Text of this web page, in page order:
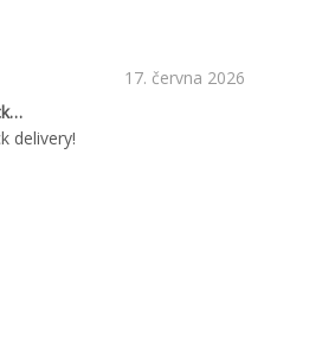
17. června 2026
delivery!